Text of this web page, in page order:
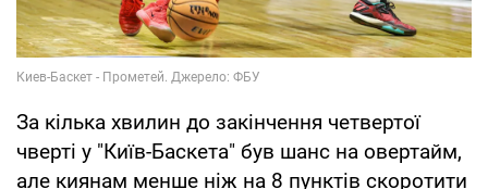
За кілька хвилин до закінчення четвертої
чверті у "Київ-Баскета" був шанс на овертайм,
але киянам менше ніж на 8 пунктів скоротити